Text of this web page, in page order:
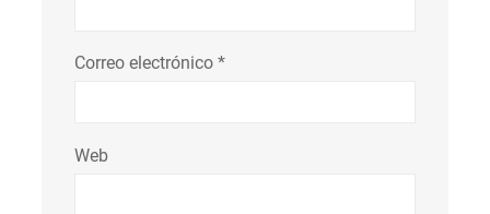
Correo electrónico *
Web